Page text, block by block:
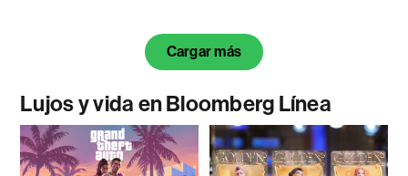
Cargar más
Lujos y vida en Bloomberg Línea